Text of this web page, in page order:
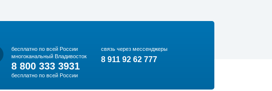
бесплатно по всей России
многоканальный Владивосток
8 800 333 3931
бесплатно по всей России
связь через мессенджеры
8 911 92 62 777